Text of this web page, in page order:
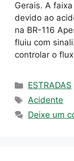
Gerais. A
devido ao
na BR-116
fluiu com
controlar o
Categorias
ESTRADAS
Tags
Acidente
Deixe um